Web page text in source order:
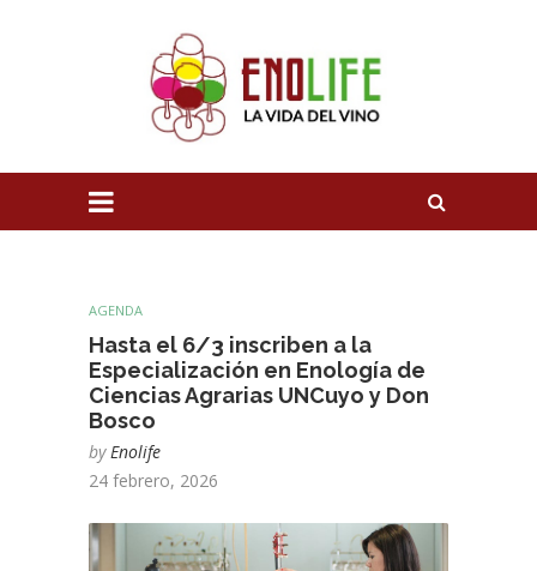
AGENDA
Hasta el 6/3 inscriben a la
Especialización en Enología de
Ciencias Agrarias UNCuyo y Don
Bosco
by Enolife
24 febrero, 2026